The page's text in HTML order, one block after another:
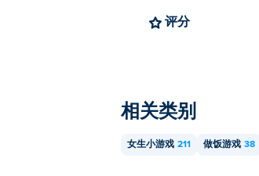
评分
相关类别
女生小游戏 211 做饭游戏 38